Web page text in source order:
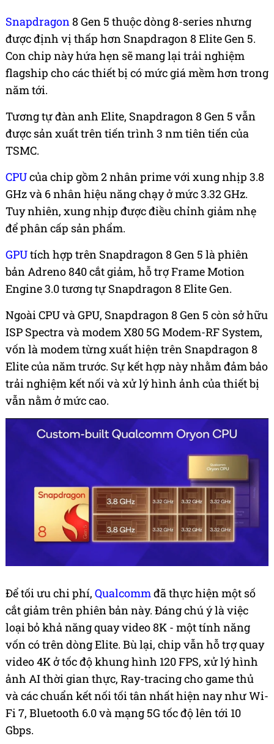
Snapdragon8 Gen 5 thuộc dòng 8-series nhưng
được định vị thấp hơn Snapdragon 8 Elite Gen 5.
Con chip này hứa hẹn sẽ mang lại trải nghiệm
flagship cho các thiết bị có mức giá mềm hơn trong
năm tới.
Tương tự đàn anh Elite, Snapdragon 8 Gen 5 vẫn
được sản xuất trên tiến trình 3 nm tiên tiến của
TSMC.
CPUcủa chip gồm 2 nhân prime với xung nhịp 3.8
GHz và 6 nhân hiệu năng chạy ở mức 3.32 GHz.
Tuy nhiên, xung nhịp được điều chỉnh giảm nhẹ
để phân cấp sản phẩm.
GPUtích hợp trên Snapdragon 8 Gen 5 là phiên
bản Adreno 840 cắt giảm, hỗ trợ Frame Motion
Engine 3.0 tương tự Snapdragon 8 Elite Gen.
Ngoài CPU và GPU, Snapdragon 8 Gen 5 còn sở hữu
ISP Spectra và modem X80 5G Modem-RF System,
vốn là modem từng xuất hiện trên Snapdragon 8
Elite của năm trước. Sự kết hợp này nhằm đảm bảo
trải nghiệm kết nối và xử lý hình ảnh của thiết bị
vẫn nằm ở mức cao.
Để tối ưu chi phí, Qualcommđã thực hiện một số
cắt giảm trên phiên bản này. Đáng chú ý là việc
loại bỏ khả năng quay video 8K - một tính năng
vốn có trên dòng Elite. Bù lại, chip vẫn hỗ trợ quay
video 4K ở tốc độ khung hình 120 FPS, xử lý hình
ảnh AI thời gian thực, Ray-tracing cho game thủ
và các chuẩn kết nối tối tân nhất hiện nay như Wi-
Fi 7, Bluetooth 6.0 và mạng 5G tốc độ lên tới 10
Gbps.